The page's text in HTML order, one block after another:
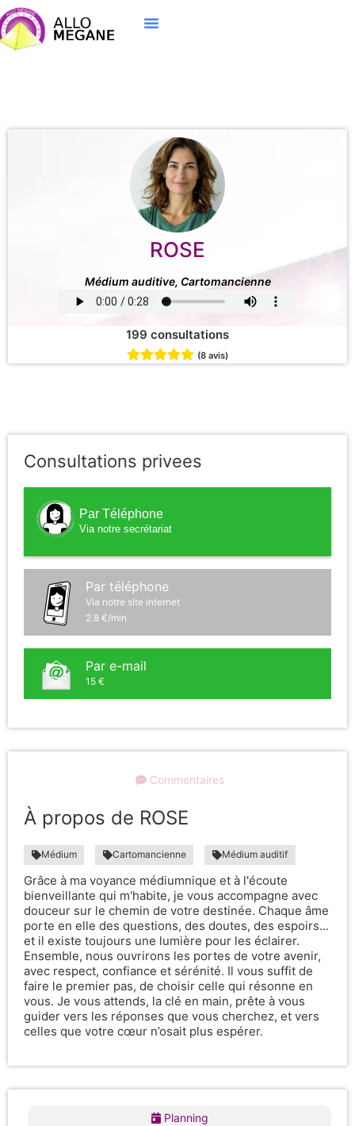
ROSE
Médium auditive, Cartomancienne
199 consultations
(8 avis)
Consultations privees
Par Téléphone
Via notre secrétariat
Par téléphone
Via notre site internet
2.8 €/min
Par e-mail
15 €
Commentaires
À propos de ROSE
Médium Cartomancienne Médium auditif
Grâce à ma voyance médiumnique et à l'écoute
bienveillante qui m'habite, je vous accompagne avec
douceur sur le chemin de votre destinée. Chaque âme
porte en elle des questions, des doutes, des espoirs...
et il existe toujours une lumière pour les éclairer.
Ensemble, nous ouvrirons les portes de votre avenir,
avec respect, confiance et sérénité. Il vous suffit de
faire le premier pas, de choisir celle qui résonne en
vous. Je vous attends, la clé en main, prête à vous
guider vers les réponses que vous cherchez, et vers
celles que votre cœur n’osait plus espérer.
Planning